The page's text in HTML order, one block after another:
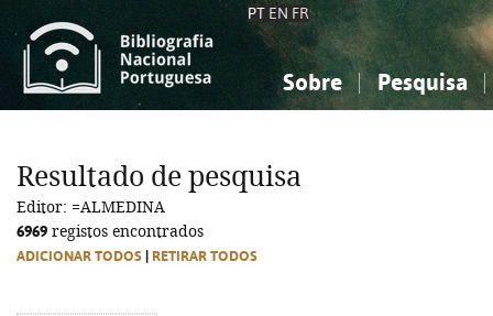
PT EN FR
Sobre Pesquisa
Ciências sociais...
Ciências sociais...
Resultado de pesquisa
Editor: =ALMEDINA
6969 registos encontrados
ADICIONAR TODOS RETIRAR TODOS